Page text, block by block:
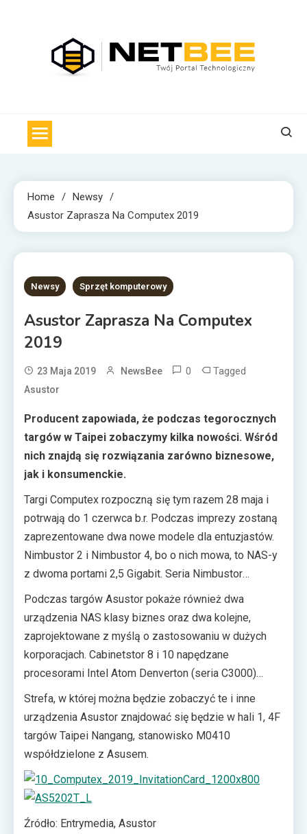
Home
Newsy
Asustor Zaprasza Na Computex 2019
1 MIN READ
Newsy Sprzęt komputerowy
Asustor Zaprasza Na Computex
2019
23 Maja 2019 NewsBee 0 Tagged
Asustor
Producent zapowiada, że podczas tegorocznych
targów w Taipei zobaczymy kilka nowości. Wśród
nich znajdą się rozwiązania zarówno biznesowe,
jak i konsumenckie.
Targi Computex rozpoczną się tym razem 28 maja i
potrwają do 1 czerwca b.r. Podczas imprezy zostaną
zaprezentowane dwa nowe modele dla entuzjastów.
Nimbustor 2 i Nimbustor 4, bo o nich mowa, to NAS-y
z dwoma portami 2,5 Gigabit. Seria Nimbustor
wykorzystuje dwurdzeniowe lub czterordzeniowe
procesory Intel Celeron Gemini Lake oraz pamięć
DDR4. Stylistyka nowej linii NAS-ów nie bez
przyczyny przypomina tę, którą znamy z urządzeń dla
graczy. Asustor słusznie przyznaje, że komputerowi
graczy.
Podczas targów Asustor pokaże również dwa
urządzenia NAS klasy biznes oraz dwa kolejne,
zaprojektowane z myślą o zastosowaniu w dużych
korporacjach. Cabinetstor 8 i 10 napędzane
procesorami Intel Atom Denverton (seria C3000)
wyposażono w 4 GB pamięci DDR4 SO-DIMM, dwa
porty 2,5 Gigabit Ethernet i dwa porty 10 Gigabit
Ethernet. Dla bardziej wymagających Asustor
przygotował modele Lockerstor 8 i 10. Te, napędzane
osobistych, oferują olbrzymią jak na urządzenia typu
NAS wydajność. Dysponują 8 GB pamięci DDR4
SODIMM, a ich wyposażenie w interfejsy obejmuje
Strefa, w której można będzie zobaczyć te i inne
urządzenia Asustor znajdować się będzie w hali 1, 4F
targów Taipei Nangang, stanowisko M0410
współdzielone z Asusem.
Źródło: Entrymedia, Asustor